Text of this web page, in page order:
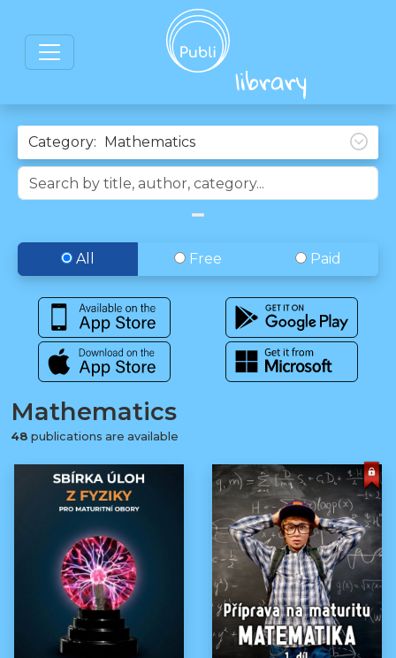
Category:
All Free Paid
Mathematics
48 publications are available